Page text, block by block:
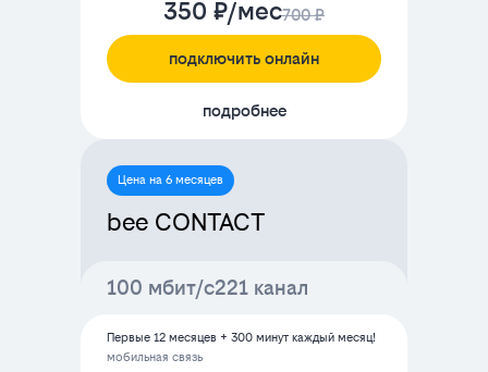
350 ₽/мес700 ₽
подключить онлайн
подробнее
Цена на 6 месяцев
bee CONTACT
100 мбит/с221 канал
Первые 12 месяцев + 300 минут каждый месяц!
мобильная связь